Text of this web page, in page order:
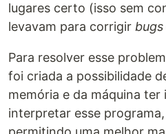
lugares certo (isso sem
levavam para corrigir bugs
Para resolver esse
foi criada a possibilidade
memória e da máquina ter
interpretar esse